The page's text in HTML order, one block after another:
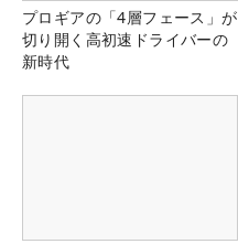
プロギアの「4層フェース」が
切り開く高初速ドライバーの
新時代